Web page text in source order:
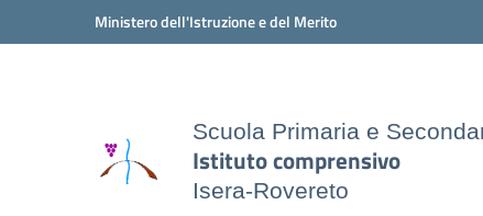
Vai ai contenuti
Vai al menu di navigazioneMinistero dell'Istruzione e del Merito
Scuola Primaria e
Istituto comprensivo
Isera-Rovereto